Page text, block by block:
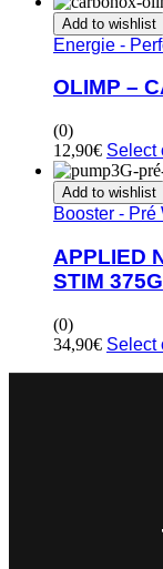
Add to wishlist
Energie -
OLIMP –
(0)
12,90€ Select
Add to wishlist
Booster - Pré
APPLIED
STIM 375G
(0)
34,90€ Select